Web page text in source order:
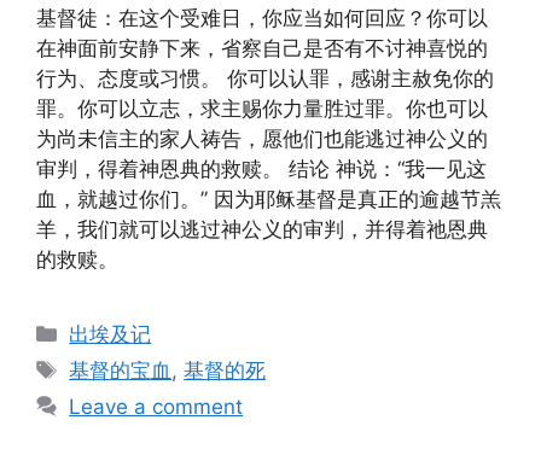
基督徒：在这个受难日，你应当如何回应？你可以
在神面前安静下来，省察自己是否有不讨神喜悦的
行为、态度或习惯。 你可以认罪，感谢主赦免你的
罪。你可以立志，求主赐你力量胜过罪。你也可以
为尚未信主的家人祷告，愿他们也能逃过神公义的
审判，得着神恩典的救赎。 结论 神说：“我一见这
血，就越过你们。” 因为耶稣基督是真正的逾越节羔
羊，我们就可以逃过神公义的审判，并得着祂恩典
的救赎。
Categories
出埃及记
Tags
基督的宝血 ,基督的死
Leave a comment